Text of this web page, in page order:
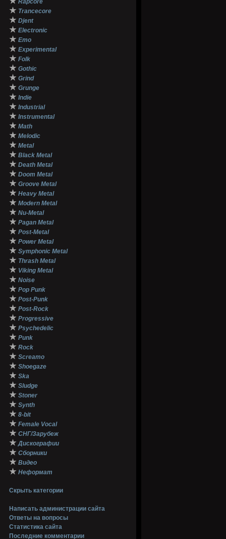
Rapcore
★ Trancecore
★ Djent
★ Electronic
★ Emo
★ Experimental
★ Folk
★ Gothic
★ Grind
★ Grunge
★ Indie
★ Industrial
★ Instrumental
★ Math
★ Melodic
★ Metal
★ Black Metal
★ Death Metal
★ Doom Metal
★ Groove Metal
★ Heavy Metal
★ Modern Metal
★ Nu-Metal
★ Pagan Metal
★ Post-Metal
★ Power Metal
★ Symphonic Metal
★ Thrash Metal
★ Viking Metal
★ Noise
★ Pop Punk
★ Post-Punk
★ Post-Rock
★ Progressive
★ Psychedelic
★ Punk
★ Rock
★ Screamo
★ Shoegaze
★ Ska
★ Sludge
★ Stoner
★ Synth
★ 8-bit
★ Female Vocal
★ СНГ/Зарубеж
★ Дискографии
★ Сборники
★ Видео
★ Неформат
Скрыть категории
Написать администрации сайта
Ответы на вопросы
Статистика сайта
Последние комментарии